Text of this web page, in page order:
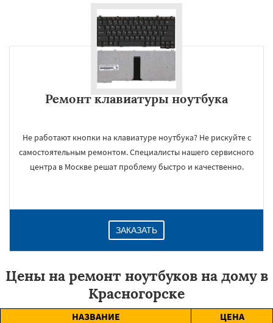
Ремонт клавиатуры ноутбука
Не работают кнопки на клавиатуре ноутбука? Не рискуйте с
самостоятельным ремонтом. Специалисты нашего сервисного
центра в Москве решат проблему быстро и качественно.
ЗАКАЗАТЬ
Цены на ремонт ноутбуков на дому в
Красногорске
НАЗВАНИЕ
ЦЕНА